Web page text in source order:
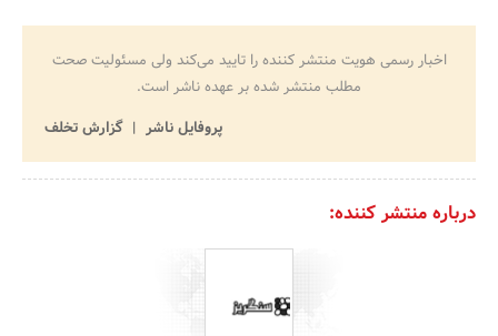
اخبار رسمی هویت منتشر کننده را تایید می‌کند ولی مسئولیت صحت
مطلب منتشر شده بر عهده ناشر است.
پروفایل ناشر
گزارش تخلف
درباره منتشر کننده: